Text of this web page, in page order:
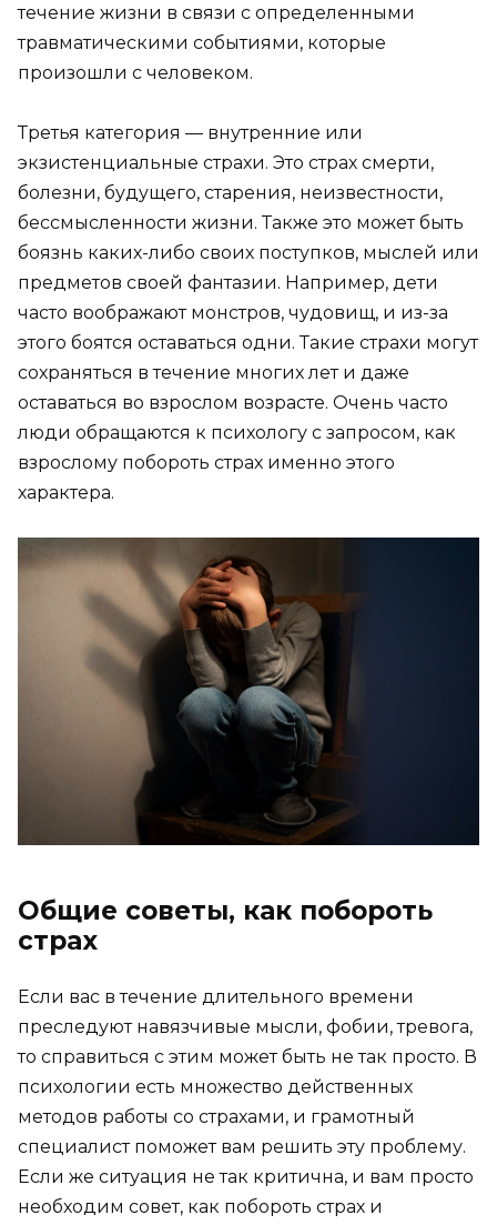
течение жизни в связи с определенными
травматическими событиями, которые
произошли с человеком.
Третья категория — внутренние или
экзистенциальные страхи. Это страх смерти,
болезни, будущего, старения, неизвестности,
бессмысленности жизни. Также это может быть
боязнь каких-либо своих поступков, мыслей или
предметов своей фантазии. Например, дети
часто воображают монстров, чудовищ, и из-за
этого боятся оставаться одни. Такие страхи могут
сохраняться в течение многих лет и даже
оставаться во взрослом возрасте. Очень часто
люди обращаются к психологу с запросом, как
взрослому побороть страх именно этого
характера.
Общие советы, как побороть
страх
Если вас в течение длительного времени
преследуют навязчивые мысли, фобии, тревога,
то справиться с этим может быть не так просто. В
психологии есть множество действенных
методов работы со страхами, и грамотный
специалист поможет вам решить эту проблему.
Если же ситуация не так критична, и вам просто
необходим совет, как побороть страх и